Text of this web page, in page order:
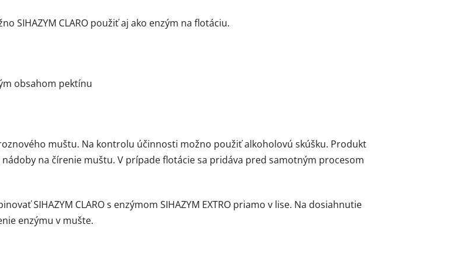
SIHAZYM CLARO použiť aj ako enzým na flotáciu.
obsahom pektínu
muštu. Na kontrolu účinnosti možno použiť alkoholovú skúšku. Produkt
na čírenie muštu. V prípade flotácie sa pridáva pred samotným procesom
SIHAZYM CLARO s enzýmom SIHAZYM EXTRO priamo v lise. Na dosiahnutie
enzýmu v mušte.